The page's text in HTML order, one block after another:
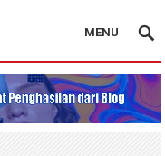
MENU